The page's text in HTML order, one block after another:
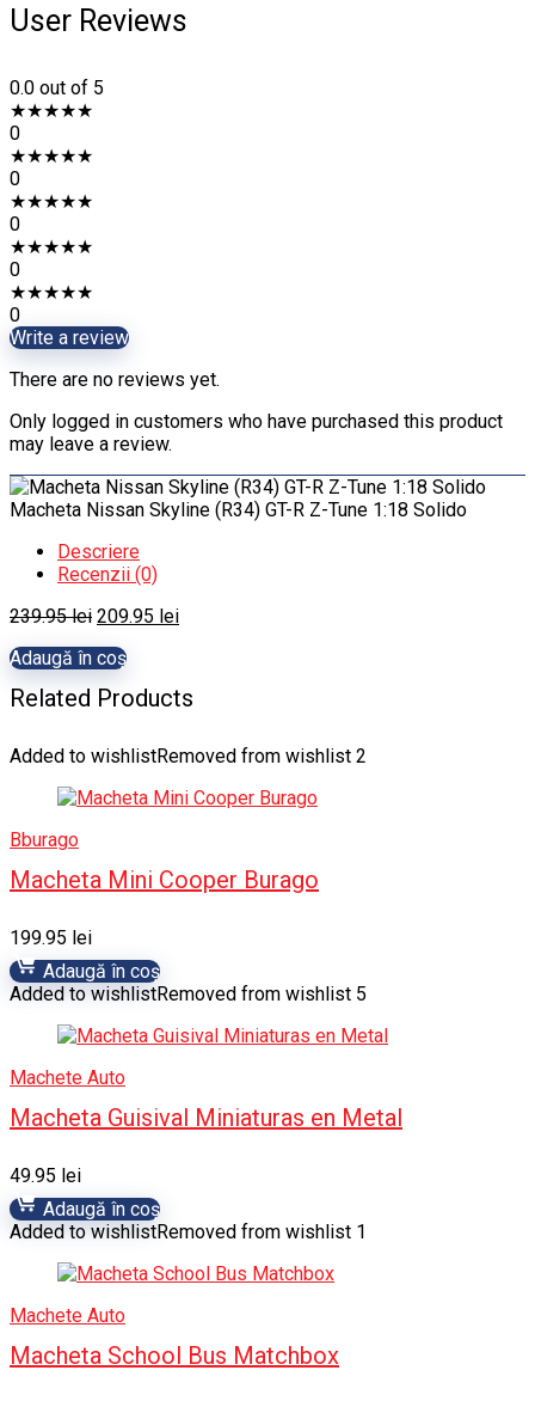
User Reviews
0.0 out of 5
★★★★★
0
★★★★★
0
★★★★★
0
★★★★★
0
★★★★★
0
Write a review
There are no reviews yet.
Only logged in customers who have purchased this product
may leave a review.
Macheta Nissan Skyline (R34) GT-R Z-Tune 1:18 Solido
Descriere
Recenzii (0)
239.95lei Prețul
a
fost:
239.95 lei.
209.95 leiPrețul
Adaugă în coș
Related Products
Added to wishlistRemoved from wishlist 2
Bburago
Macheta Mini Cooper Burago
199.95 lei
Adaugă în coș
Added to wishlistRemoved from wishlist 5
Machete Auto
Macheta Guisival Miniaturas en Metal
49.95 lei
Adaugă în coș
Added to wishlistRemoved from wishlist 1
Machete Auto
Macheta School Bus Matchbox